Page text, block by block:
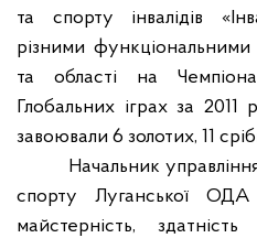
та спорту інвалідів
різними
та області на
Глобальних іграх за 2011
завоювали 6 золотих, 11
Начальник
спорту Луганської
майстерність,